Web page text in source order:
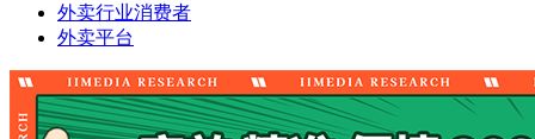
外卖行业消费者
外卖平台